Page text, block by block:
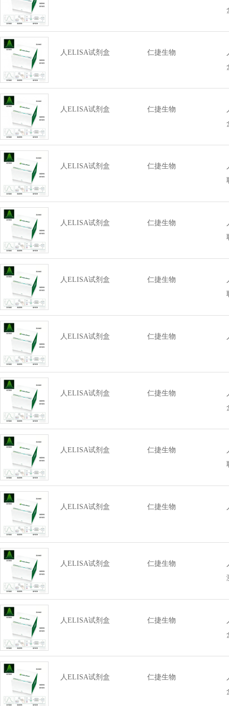
人ELISA试剂盒 仁捷生物
人ELISA试剂盒 仁捷生物
人ELISA试剂盒 仁捷生物
人ELISA试剂盒 仁捷生物
人ELISA试剂盒 仁捷生物
人ELISA试剂盒 仁捷生物
人ELISA试剂盒 仁捷生物
人ELISA试剂盒 仁捷生物
人ELISA试剂盒 仁捷生物
人ELISA试剂盒 仁捷生物
人ELISA试剂盒 仁捷生物
人ELISA试剂盒 仁捷生物